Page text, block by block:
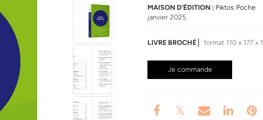
MAISON D'ÉDITION : Piktos Poche
janvier 2025
LIVRE BROCHÉ format 110 x 177 x